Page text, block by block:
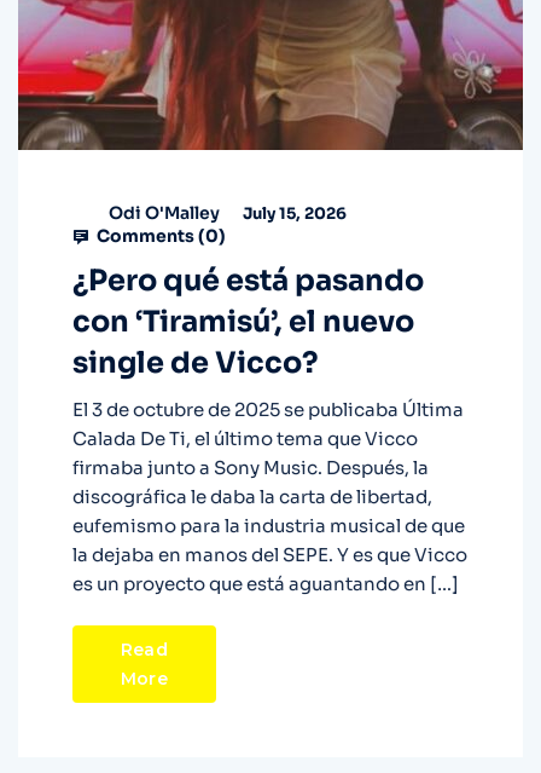
Odi O'Malley July 15, 2026
Comments (0)
¿Pero qué está pasando
con ‘Tiramisú’, el nuevo
single de Vicco?
El 3 de octubre de 2025 se publicaba Última
Calada De Ti, el último tema que Vicco
firmaba junto a Sony Music. Después, la
discográfica le daba la carta de libertad,
eufemismo para la industria musical de que
la dejaba en manos del SEPE. Y es que Vicco
es un proyecto que está aguantando en […]
Read
More